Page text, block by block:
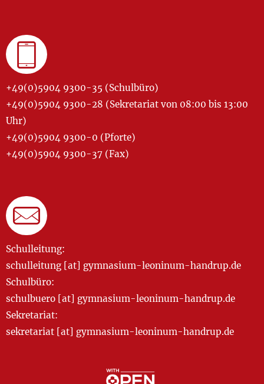
+49(0)5904 9300-35 (Schulbüro)
+49(0)5904 9300-28 (Sekretariat von 08:00 bis 13:00
Uhr)
+49(0)5904 9300-0 (Pforte)
+49(0)5904 9300-37 (Fax)
Schulleitung:
schulleitung [at] gymnasium-leoninum-handrup.de
Schulbüro:
schulbuero [at] gymnasium-leoninum-handrup.de
Sekretariat:
sekretariat [at] gymnasium-leoninum-handrup.de